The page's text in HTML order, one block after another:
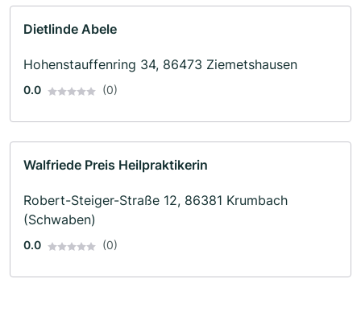
Dietlinde Abele
Hohenstauffenring 34, 86473 Ziemetshausen
0.0 (0)
Walfriede Preis Heilpraktikerin
Robert-Steiger-Straße 12, 86381 Krumbach
(Schwaben)
0.0 (0)